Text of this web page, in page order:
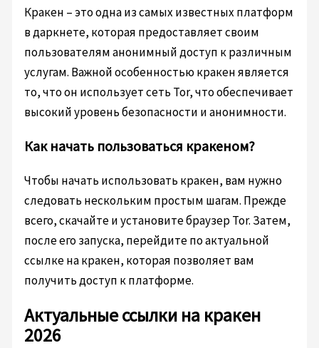
Кракен – это одна из самых известных платформ
в даркнете, которая предоставляет своим
пользователям анонимный доступ к различным
услугам. Важной особенностью кракен является
то, что он использует сеть Tor, что обеспечивает
высокий уровень безопасности и анонимности.
Как начать пользоваться кракеном?
Чтобы начать использовать кракен, вам нужно
следовать нескольким простым шагам. Прежде
всего, скачайте и установите браузер Tor. Затем,
после его запуска, перейдите по актуальной
ссылке на кракен, которая позволяет вам
получить доступ к платформе.
Актуальные ссылки на кракен
2026